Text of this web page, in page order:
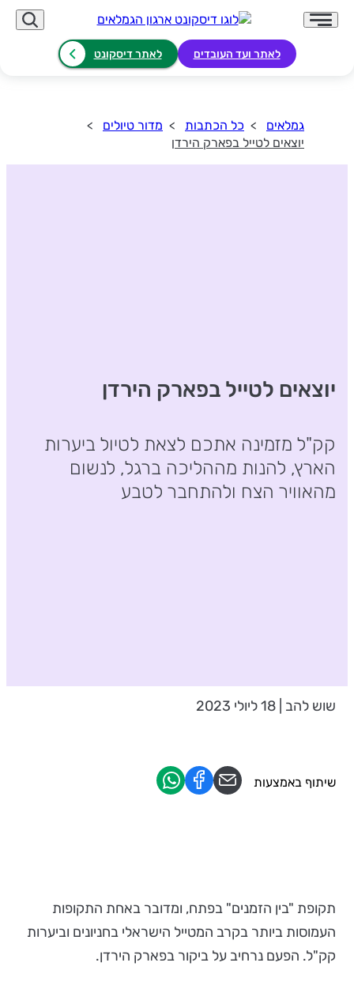
לאתר ועד העובדים לאתר דיסקונט
גמלאים כל הכתבות
מדור טיולים
יוצאים לטייל בפארק הירדן
יוצאים לטייל בפארק הירדן
קק"ל מזמינה אתכם לצאת לטיול ביערות
הארץ, להנות מההליכה ברגל, לנשום
מהאוויר הצח ולהתחבר לטבע
שוש להב | 18 ליולי 2023
תקופת "בין הזמנים" בפתח, ומדובר באחת התקופות
העמוסות ביותר בקרב המטייל הישראלי בחניונים וביערות
קק"ל. הפעם נרחיב על ביקור בפארק הירדן.
שיתוף באמצעות